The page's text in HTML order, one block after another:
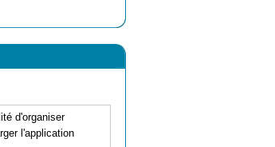
d'organiser
l'application